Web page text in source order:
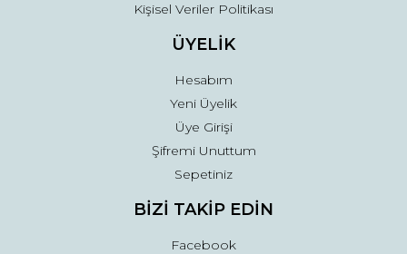
Kişisel Veriler Politikası
ÜYELİK
Hesabım
Yeni Üyelik
Üye Girişi
Şifremi Unuttum
Sepetiniz
BİZİ TAKİP EDİN
Facebook